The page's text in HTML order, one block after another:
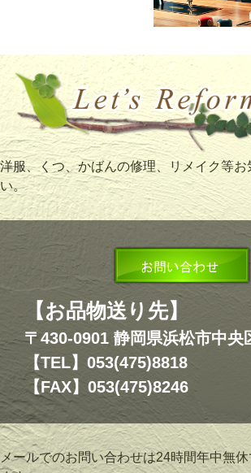
洋服、くつ、かばんの修理、リメイク等お
い。
【お品物送り先】
〒430-0901 静岡県浜松市中央
【TEL】053(475)8818
【FAX】053(475)8246
メールでのお問い合わせは24時間年中無